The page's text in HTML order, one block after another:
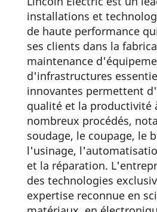
installations et
de haute performance
ses clients dans la
maintenance
d'infrastructures
innovantes permettent
qualité et la productivité
nombreux procédés,
soudage, le coupage, le
l'usinage,
et la réparation.
des technologies
expertise reconnue en